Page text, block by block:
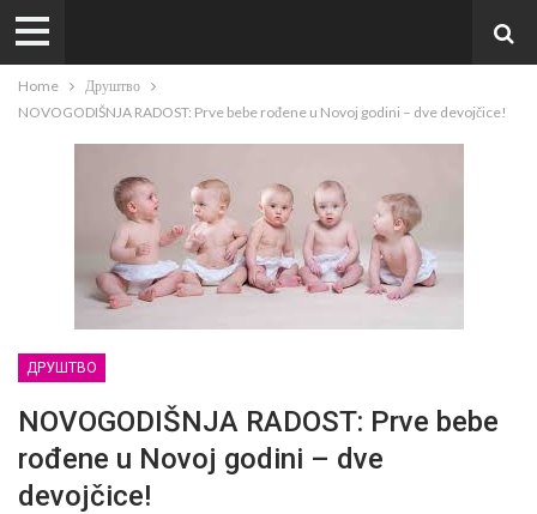
Home
Друштво
NOVOGODIŠNJA RADOST: Prve bebe rođene u Novoj godini – dve devojčice!
ДРУШТВО
NOVOGODIŠNJA RADOST: Prve bebe
rođene u Novoj godini – dve
devojčice!